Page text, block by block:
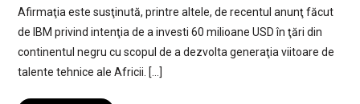
Afirmaţia este susţinută, printre altele, de recentul anunţ făcut
de IBM privind intenţia de a investi 60 milioane USD în ţări din
continentul negru cu scopul de a dezvolta generaţia viitoare de
talente tehnice ale Africii. […]